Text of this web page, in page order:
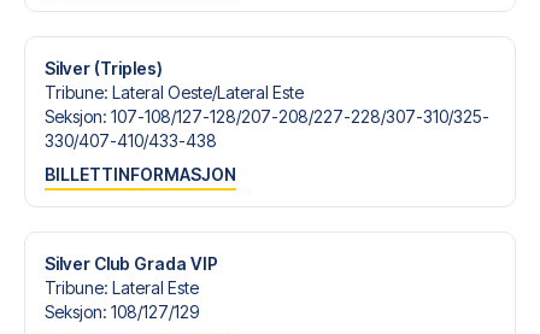
Silver (Triples)
Tribune: Lateral Oeste/​Lateral Este
Seksjon: 107-108/​127-128/​207-208/​227-228/​307-310/​325-
330/​407-410/​433-438
BILLETTINFORMASJON
Silver Club Grada VIP
Tribune: Lateral Este
Seksjon: 108/​127/​129